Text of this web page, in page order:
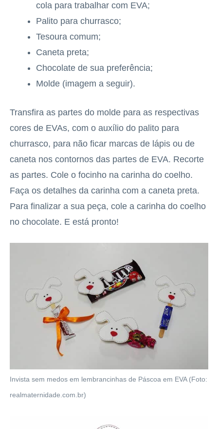
cola para trabalhar com EVA;
Palito para churrasco;
Tesoura comum;
Caneta preta;
Chocolate de sua preferência;
Molde (imagem a seguir).
Transfira as partes do molde para as respectivas
cores de EVAs, com o auxílio do palito para
churrasco, para não ficar marcas de lápis ou de
caneta nos contornos das partes de EVA. Recorte
as partes. Cole o focinho na carinha do coelho.
Faça os detalhes da carinha com a caneta preta.
Para finalizar a sua peça, cole a carinha do coelho
no chocolate. E está pronto!
Invista sem medos em lembrancinhas de Páscoa em EVA (Foto:
realmaternidade.com.br)